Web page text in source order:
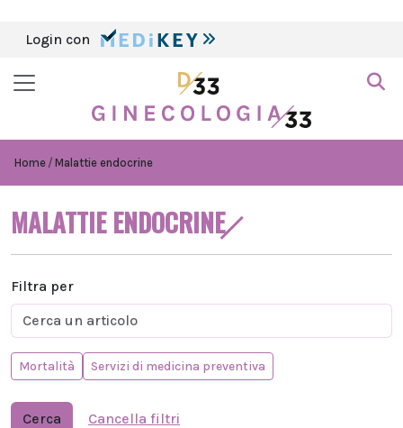
Login con
Home Malattie endocrine
MALATTIE ENDOCRINE
Filtra per
Mortalità Servizi di medicina preventiva
Cerca Cancella filtri